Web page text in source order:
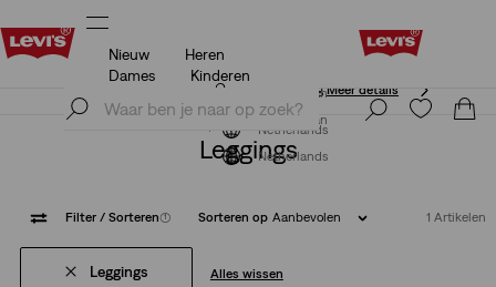
Unidays: Studenten krijgen 20% korting
Meld je nu aan
Netherlands
Nieuw
Heren
Dames
Kinderen
Unidays: Studenten krijgen 20% kortingMeer details
Meld je nu aan
Netherlands
Leggings
Filter / Sorteren(1) Sorteren op Aanbevolen 1 Artikelen
Leggings Alles wissen